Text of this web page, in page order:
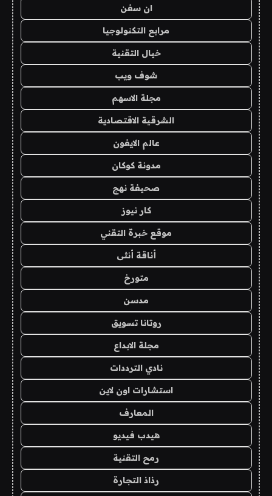
ان سفن
مرابع التكنولوجيا
خيال التقنية
شوف ويب
مجلة الاسهم
الشرقية الاقتصادية
عالم الايفون
مدونة كوكان
صحيفة نهج
كار نيوز
موقع خبرة التقني
أناقة أنثى
متورخ
مدسن
روتانا تسويق
مجلة الابداع
نادي الترددات
استشارات اون لاين
المعارف
هيدب فيديو
رمح التقنية
رذاذ التجارة